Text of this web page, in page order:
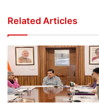
Related Articles